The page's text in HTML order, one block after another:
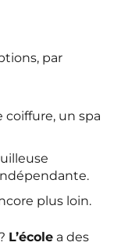
par
coiffure, un spa
plus loin.
L’école a des